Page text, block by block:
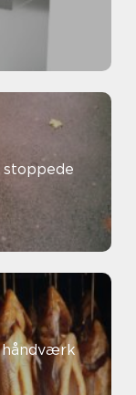
stoppede
håndværk